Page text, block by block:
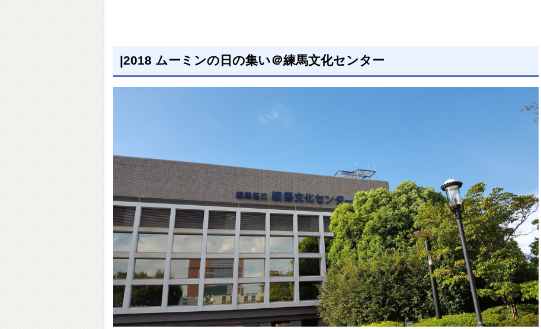
|2018 ムーミンの日の集い＠練馬文化センター